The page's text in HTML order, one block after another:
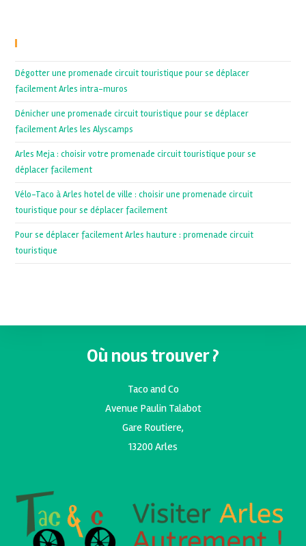
Dégotter une promenade circuit touristique pour se déplacer
facilement Arles intra-muros
Dénicher une promenade circuit touristique pour se déplacer
facilement Arles les Alyscamps
Arles Meja : choisir votre promenade circuit touristique pour se
déplacer facilement
Vélo-Taco à Arles hotel de ville : choisir une promenade circuit
touristique pour se déplacer facilement
Pour se déplacer facilement Arles hauture : promenade circuit
touristique
Où nous trouver ?
Taco and Co
Avenue Paulin Talabot
Gare Routiere,
13200 Arles